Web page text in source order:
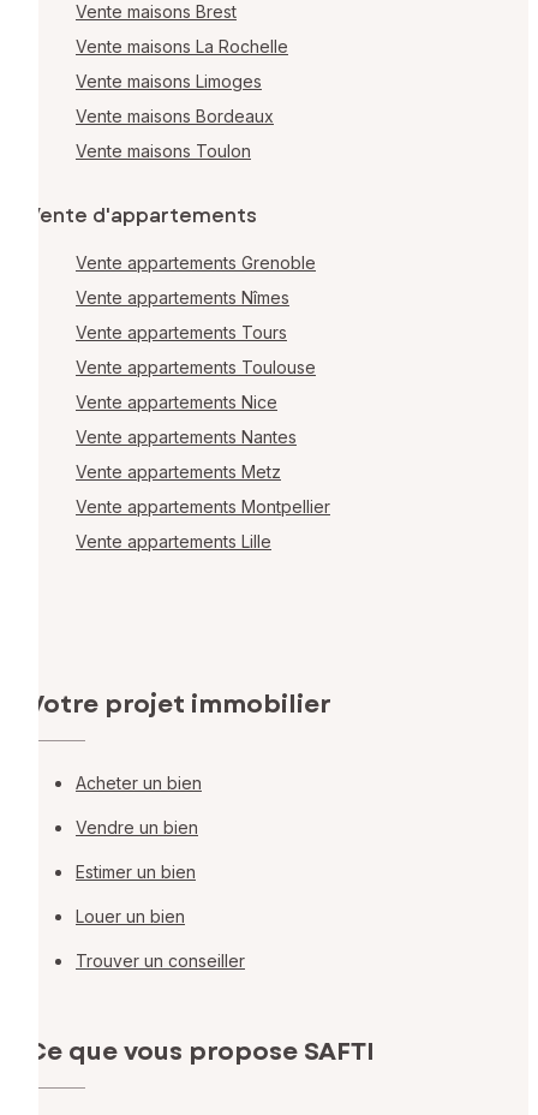
Vente maisons Brest
Vente maisons La Rochelle
Vente maisons Limoges
Vente maisons Bordeaux
Vente maisons Toulon
Vente d'appartements
Vente appartements Grenoble
Vente appartements Nîmes
Vente appartements Tours
Vente appartements Toulouse
Vente appartements Nice
Vente appartements Nantes
Vente appartements Metz
Vente appartements Montpellier
Vente appartements Lille
Votre projet immobilier
Acheter un bien
Vendre un bien
Estimer un bien
Louer un bien
Trouver un conseiller
Ce que vous propose SAFTI